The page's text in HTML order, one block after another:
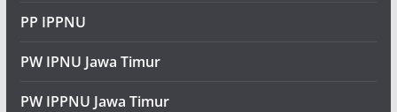
PP IPPNU
PW IPNU Jawa Timur
PW IPPNU Jawa Timur